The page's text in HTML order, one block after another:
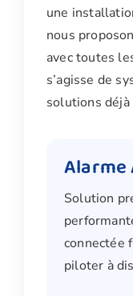
une
nous
avec toutes
s’agisse de
solutions déjà
Alarme
Solution
connectée
piloter à